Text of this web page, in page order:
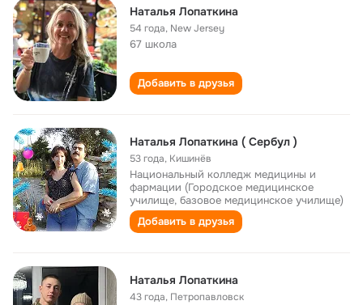
Наталья Лопаткина
54 года, New Jersey
67 школа
Добавить в друзья
Наталья Лопаткина ( Сербул )
53 года, Кишинёв
Национальный колледж медицины и
фармации (Городское медицинское
училище, базовое медицинское училище)
Добавить в друзья
Наталья Лопаткина
43 года, Петропавловск